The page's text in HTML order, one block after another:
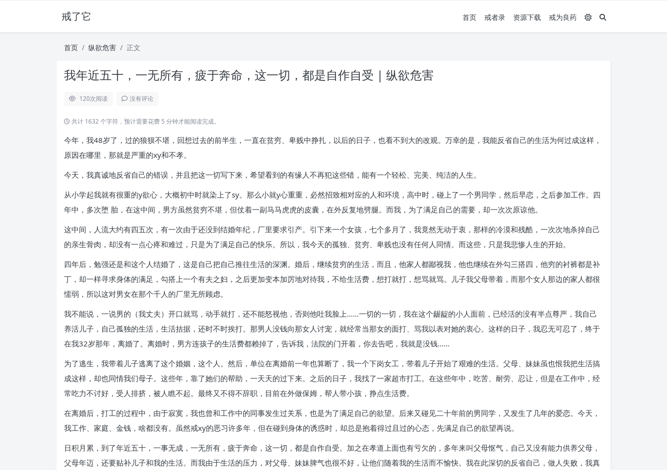
戒了它 首页 戒者录 资源下载 戒为良药
首页 纵欲危害 正文
我年近五十，一无所有，疲于奔命，这一切，都是自作自受 | 纵欲危害
120次阅读 没有评论
共计 1632 个字符，预计需要花费 5 分钟才能阅读完成。
今年，我48岁了，过的狼狈不堪，回想过去的前半生，一直在贫穷、卑贱中挣扎，以后的日子，也看不到大的改观。万幸的是，我能反省自己的生活为何过成这样，
原因在哪里，那就是严重的xy和不孝。
今天，我真诚地反省自己的错误，并且把这一切写下来，希望看到的有缘人不再犯这些错，能有一个轻松、完美、纯洁的人生。
从小学起我就有很重的y欲心，大概初中时就染上了sy。那么小就y心重重，必然招致相对应的人和环境，高中时，碰上了一个男同学，然后早恋，之后参加工作。四
年中，多次堕 胎，在这中间，男方虽然贫穷不堪，但仗着一副马马虎虎的皮囊，在外反复地劈腿。而我，为了满足自己的需要，却一次次原谅他。
这中间，人流大约有四五次，有一次由于还没到结婚年纪，厂里要求引产。引下来一个女孩，七个多月了，我竟然无动于衷，那样的冷漠和残酷，一次次地杀掉自己
的亲生骨肉，却没有一点心疼和难过，只是为了满足自己的快乐。所以，我今天的孤独、贫穷、卑贱也没有任何人同情。而这些，只是我悲惨人生的开始。
四年后，勉强还是和这个人结婚了，这是自己把自己推往生活的深渊。婚后，继续贫穷的生活，而且，他家人都鄙视我，他也继续在外勾三搭四，他穷的衬裤都是补
丁，却一样寻求身体的满足，勾搭上一个有夫之妇，之后更加变本加厉地对待我，不给生活费，想打就打，想骂就骂。儿子我父母带着，而那个女人那边的家人都很
懦弱，所以这对男女在那个千人的厂里无所顾虑。
我不能说，一说男的（我丈夫）开口就骂，动手就打，还不能怒视他，否则他吐我脸上……一切的一切，我在这个龌龊的小人面前，已经活的没有半点尊严，我自己
养活儿子，自己孤独的生活，生活拮据，还时不时挨打。那男人没钱向那女人讨宠，就经常当那女的面打、骂我以表对她的衷心。这样的日子，我忍无可忍了，终于
在我32岁那年，离婚了。离婚时，男方连孩子的生活费都赖掉了，告诉我，法院的门开着，你去告吧，我就是没钱……
为了逃生，我带着儿子逃离了这个婚姻，这个人。然后，单位在离婚前一年也算断了，我一个下岗女工，带着儿子开始了艰难的生活。父母、妹妹虽也恨我把生活搞
成这样，却也同情我们母子。这些年，靠了她们的帮助，一天天的过下来。之后的日子，我找了一家超市打工。在这些年中，吃苦、耐劳、忍让，但是在工作中，经
常吃力不讨好，受人排挤，被人瞧不起。最终又不得不辞职，目前在外做保姆，帮人带小孩，挣点生活费。
在离婚后，打工的过程中，由于寂寞，我也曾和工作中的同事发生过关系，也是为了满足自己的欲望。后来又碰见二十年前的男同学，又发生了几年的爱恋。今天，
我工作、家庭、金钱，啥都没有。虽然戒xy的恶习许多年，但在碰到身体的诱惑时，却总是抱着得过且过的心态，先满足自己的欲望再说。
日积月累，到了年近五十，一事无成，一无所有，疲于奔命，这一切，都是自作自受。加之在孝道上面也有亏欠的，多年来叫父母怄气，自己又没有能力供养父母，
父母年迈，还要贴补儿子和我的生活。而我由于生活的压力，对父母、妹妹脾气也很不好，让他们随着我的生活而不愉快。我在此深切的反省自己，做人失败，我真